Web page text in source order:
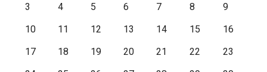
3
4 5 6 7 8
9
10
11 12 13 14 15
16
17
18 19 20 21 22
23